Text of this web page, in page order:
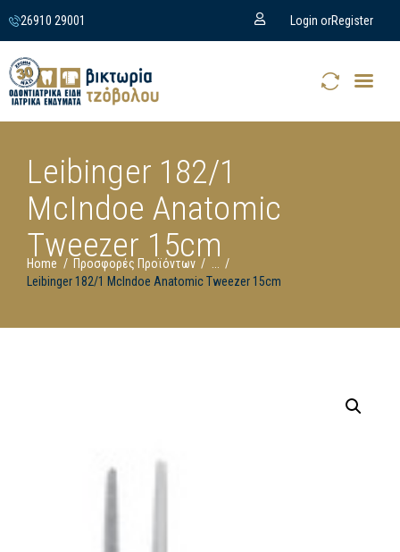
26910 29001 Login orRegister
Leibinger 182/1
McIndoe Anatomic
Tweezer 15cm
Home Προσφορές Προϊόντων
...
Leibinger 182/1 McIndoe Anatomic Tweezer 15cm